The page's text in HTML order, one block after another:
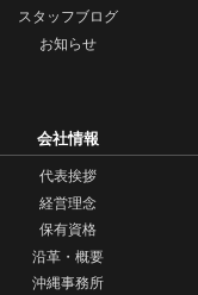
スタッフブログ
お知らせ
会社情報
代表挨拶
経営理念
保有資格
沿革・概要
沖縄事務所